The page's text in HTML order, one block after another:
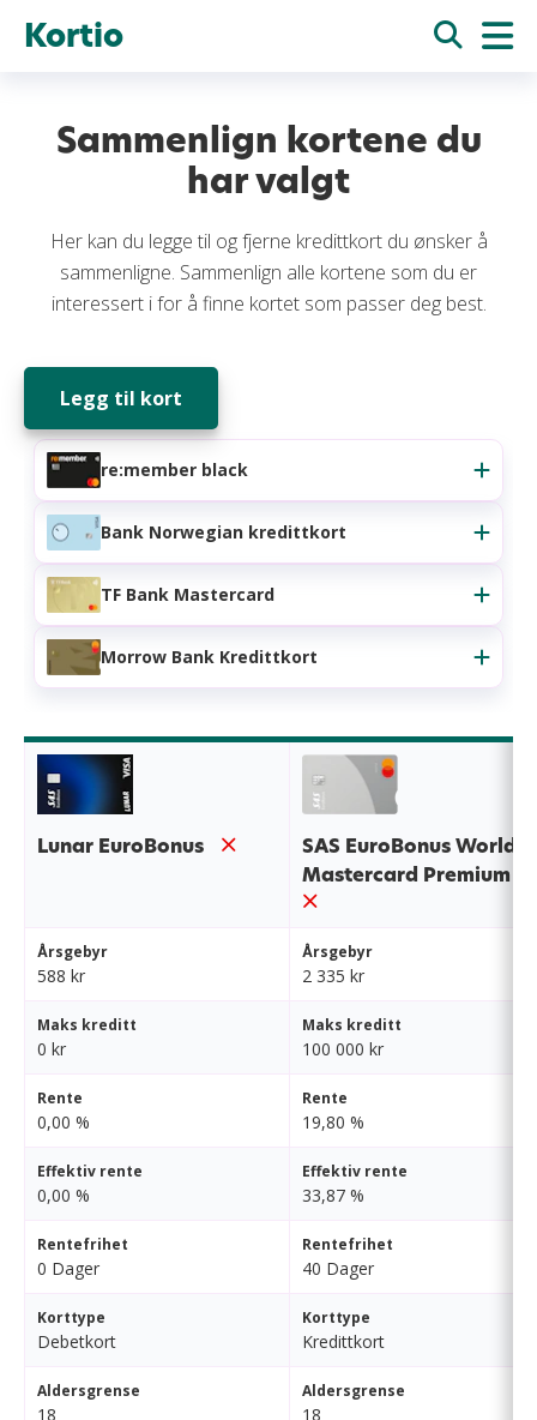
Kortio
Sammenlign kortene du
har valgt
Her kan du legge til og fjerne kredittkort du ønsker å
sammenligne. Sammenlign alle kortene som du er
interessert i for å finne kortet som passer deg best.
Legg til kort
re:member black
Bank Norwegian kredittkort
TF Bank Mastercard
Morrow Bank Kredittkort
Lunar EuroBonus
SAS EuroBonus World
Mastercard Premium
Årsgebyr
588 kr
Årsgebyr
2 335 kr
Maks kreditt
0 kr
Maks kreditt
100 000 kr
Rente
0,00 %
Rente
19,80 %
Effektiv rente
0,00 %
Effektiv rente
33,87 %
Rentefrihet
0 Dager
Rentefrihet
40 Dager
Korttype
Debetkort
Korttype
Kredittkort
Aldersgrense
18
Aldersgrense
18